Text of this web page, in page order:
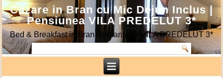
Cazare in Bran cu Mic Dejun Inclus |
Pensiunea VILA PREDELUT 3*
Bed & Breakfast in Bran Romania @ VILA PREDELUT 3*